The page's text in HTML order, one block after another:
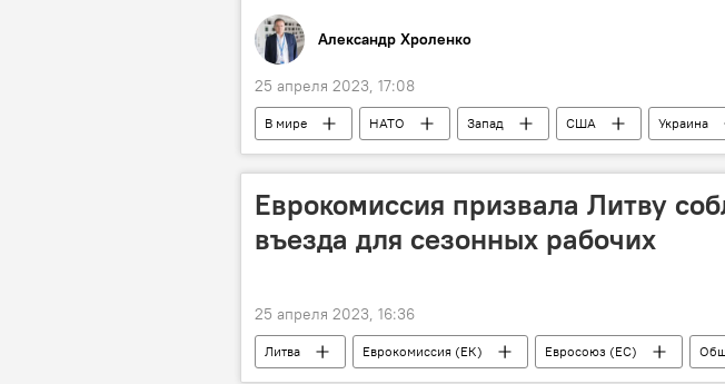
Александр Хроленко
25 апреля 2023, 17:08
В мире НАТО Запад США Украина
Еврокомиссия призвала Литву
въезда для сезонных рабочих
25 апреля 2023, 16:36
Литва Еврокомиссия (ЕК) Евросоюз (ЕС)